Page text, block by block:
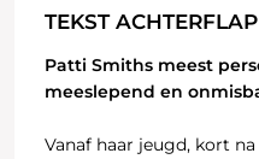
TEKST ACHTERFLAP
Patti Smiths meest
meeslepend en
Vanaf haar jeugd, kort